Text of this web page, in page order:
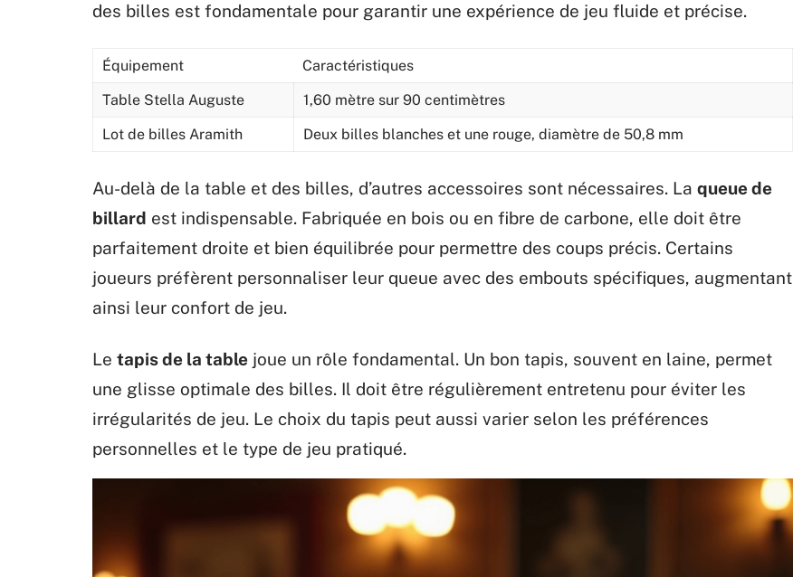
des billes est fondamentale pour garantir une expérience de jeu fluide et précise.
Équipement
Caractéristiques
Table Stella Auguste
1,60 mètre sur 90 centimètres
Lot de billes Aramith
Deux billes blanches et une rouge, diamètre de 50,8 mm
Au-delà de la table et des billes, d’autres accessoires sont nécessaires. La queue de
billard est indispensable. Fabriquée en bois ou en fibre de carbone, elle doit être
parfaitement droite et bien équilibrée pour permettre des coups précis. Certains
joueurs préfèrent personnaliser leur queue avec des embouts spécifiques, augmentant
ainsi leur confort de jeu.
Le tapis de la table joue un rôle fondamental. Un bon tapis, souvent en laine, permet
une glisse optimale des billes. Il doit être régulièrement entretenu pour éviter les
irrégularités de jeu. Le choix du tapis peut aussi varier selon les préférences
personnelles et le type de jeu pratiqué.